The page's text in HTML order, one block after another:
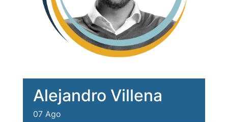
Alejandro Villena
07 Ago